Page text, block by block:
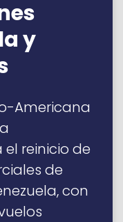
y
Americana
reinicio de
de
con